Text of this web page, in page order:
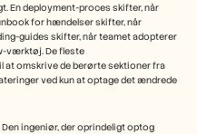
En deployment-proces skifter, når
for hændelser skifter, når
guides skifter, når teamet adopterer
værktøj. De fleste
omskrive de berørte sektioner fra
ved kun at optage det ændrede
ingeniør, der oprindeligt optog